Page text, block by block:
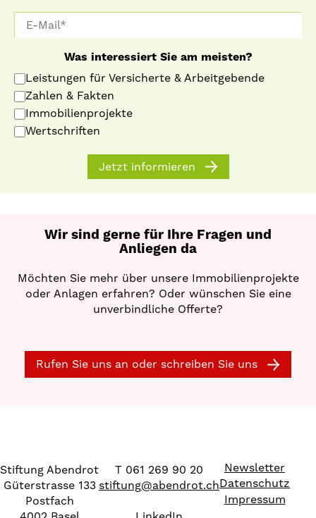
Was interessiert Sie am meisten?
Leistungen für Versicherte & Arbeitgebende
Zahlen & Fakten
Immobilienprojekte
Wertschriften
Jetzt informieren
Wir sind gerne für Ihre Fragen und
Anliegen da
Möchten Sie mehr über unsere Immobilienprojekte
oder Anlagen erfahren? Oder wünschen Sie eine
unverbindliche Offerte?
Rufen Sie uns an oder schreiben Sie uns
Stiftung Abendrot
Güterstrasse 133
Postfach
T 061 269 90 20
stiftung@abendrot.ch
Newsletter
Datenschutz
Impressum